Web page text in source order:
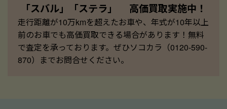
「スバル」「ステラ」 高価買取実施中！
走行距離が10万kmを超えたお車や、年式が10年以上
前のお車でも高価買取できる場合があります！無料
で査定を承っております。ぜひソコカラ（0120-590-
870）までお問合せください。